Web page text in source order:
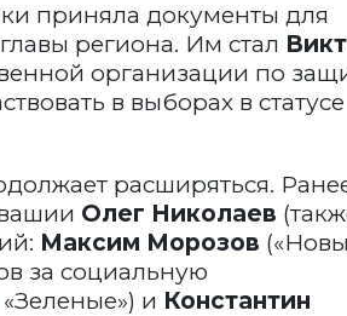
приняла документы для
региона. Им стал
организации по
в выборах в статусе
расширяться.
Олег Николаев
Максим Морозов
за социальную
и Константин